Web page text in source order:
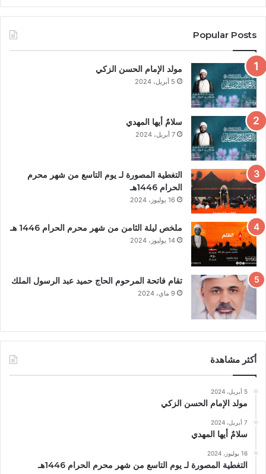
Popular Posts
مولد الإمام الحسن الزكي
5 أبريل، 2024
سلامٌ أيها المهدي
7 أبريل، 2024
التغطية المصورة لـ يوم التاسع من شهر محرم
الحرام 1446هـ
16 يوليوز، 2024
ملخص ليلة الثامن من شهر محرم الحرام 1446 هـ
14 يوليوز، 2024
تقام فاتحة المرحوم الحاج حميد عبد الرسول الملك
9 ماي، 2024
أكثر مشاهدة
5 أبريل، 2024
مولد الإمام الحسن الزكي
7 أبريل، 2024
سلامٌ أيها المهدي
16 يوليوز، 2024
التغطية المصورة لـ يوم التاسع من شهر محرم الحرام 1446هـ